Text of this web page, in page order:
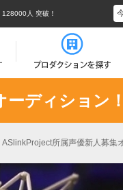
128000人 突破！
ディション！
ASlinkProject所属声優新人募集